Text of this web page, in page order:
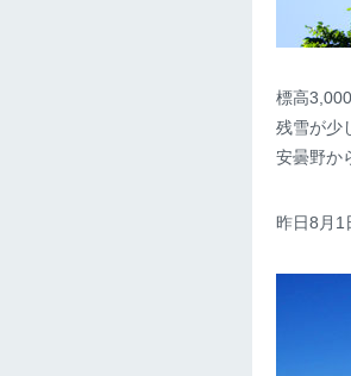
標高
残雪が少
安曇野か
昨日8月1